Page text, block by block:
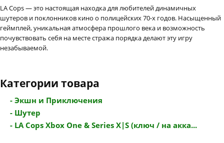
LA Cops — это настоящая находка для любителей динамичных
шутеров и поклонников кино о полицейских 70-х годов. Насыщенный
геймплей, уникальная атмосфера прошлого века и возможность
почувствовать себя на месте стража порядка делают эту игру
незабываемой.
Категории товара
- Экшн и Приключения
- Шутер
- LA Cops Xbox One & Series X|S (ключ / на акка...